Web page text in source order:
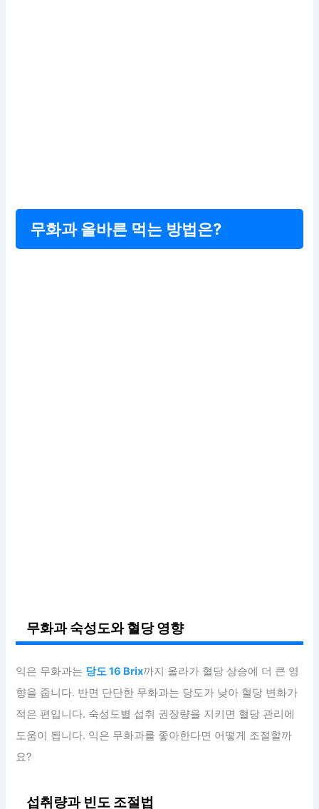
무화과 올바른 먹는 방법은?
무화과 숙성도와 혈당 영향
익은 무화과는 당도 16 Brix까지 올라가 혈당 상승에 더 큰 영
향을 줍니다. 반면 단단한 무화과는 당도가 낮아 혈당 변화가
적은 편입니다. 숙성도별 섭취 권장량을 지키면 혈당 관리에
도움이 됩니다. 익은 무화과를 좋아한다면 어떻게 조절할까
요?
섭취량과 빈도 조절법